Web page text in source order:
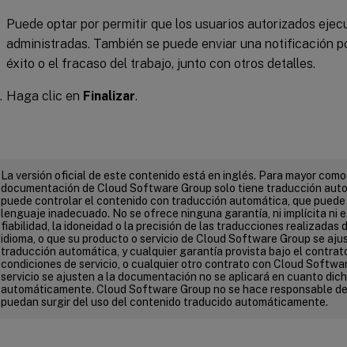
Puede optar por permitir que los usuarios autorizados
administradas. También se puede enviar una notificación
éxito o el fracaso del trabajo, junto con otros detalles.
Haga clic en Finalizar.
La versión oficial de este contenido está en inglés. Para mayor
documentación de Cloud Software Group solo tiene traducción
puede controlar el contenido con traducción automática, que
lenguaje inadecuado. No se ofrece ninguna garantía, ni implícita ni
fiabilidad, la idoneidad o la precisión de las traducciones realizadas
idioma, o que su producto o servicio de Cloud Software Group se
traducción automática, y cualquier garantía provista bajo el
condiciones de servicio, o cualquier otro contrato con Cloud
servicio se ajusten a la documentación no se aplicará en cuanto
automáticamente. Cloud Software Group no se hace responsable
puedan surgir del uso del contenido traducido automáticamente.